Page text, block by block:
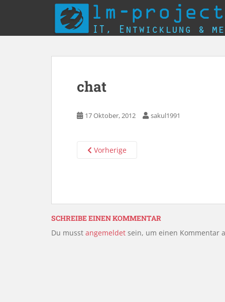
chat
17 Oktober, 2012 sakul1991
Vorherige
SCHREIBE EINEN KOMMENTAR
Du musst angemeldet sein, um einen Kommentar